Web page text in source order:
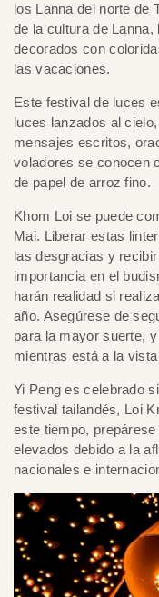
los Lanna del norte de
de la cultura de
decorados con
las vacaciones.
Este festival de luces
luces lanzados al
mensajes escritos,
voladores se conocen
de papel de arroz fino.
Khom Loi se puede
Mai. Liberar estas
las desgracias y
importancia en el
harán realidad si
año. Asegúrese de
para la mayor suerte,
mientras está a la
Yi Peng es celebrado
festival tailandés, Loi
este tiempo,
elevados debido a la
nacionales e